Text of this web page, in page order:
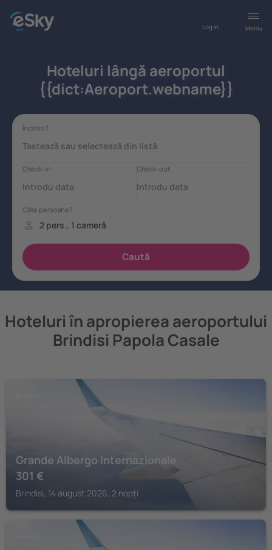
Meniu
Log in
Hoteluri lângă aeroportul
{{dict:Aeroport.webname}}
Hoteluri în apropierea aeroportului
Brindisi Papola Casale
Grande Albergo Internazionale
301 €
Brindisi, 14 august 2026, 2 nopți